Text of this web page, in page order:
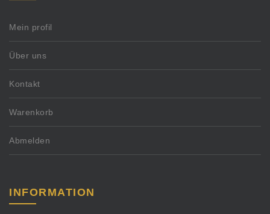
Mein profil
Über uns
Kontakt
Warenkorb
Abmelden
INFORMATION